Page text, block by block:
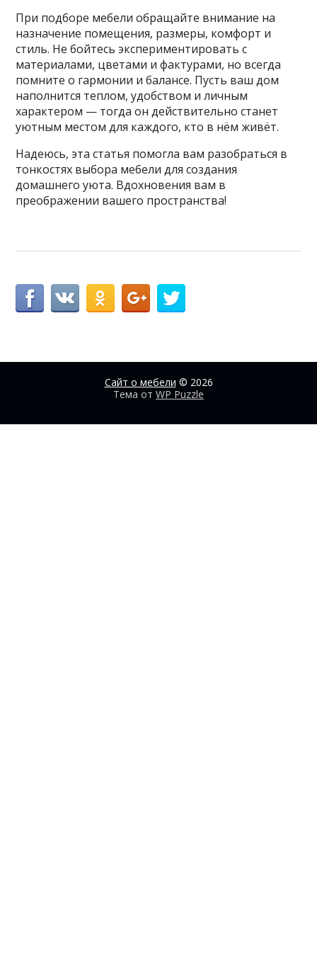
При подборе мебели обращайте внимание на
назначение помещения, размеры, комфорт и
стиль. Не бойтесь экспериментировать с
материалами, цветами и фактурами, но всегда
помните о гармонии и балансе. Пусть ваш дом
наполнится теплом, удобством и личным
характером — тогда он действительно станет
уютным местом для каждого, кто в нём живёт.
Надеюсь, эта статья помогла вам разобраться в
тонкостях выбора мебели для создания
домашнего уюта. Вдохновения вам в
преображении вашего пространства!
Сайт о мебели © 2026
Тема от WP Puzzle